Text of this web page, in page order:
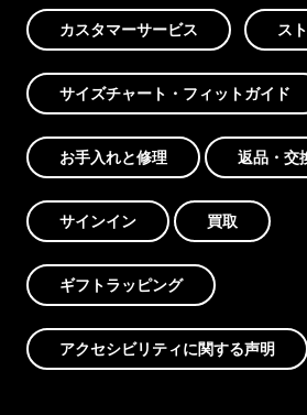
カスタマーサービス ス
サイズチャート・フィットガイド
お手入れと修理 返品・交
サインイン 買取
ギフトラッピング
アクセシビリティに関する声明